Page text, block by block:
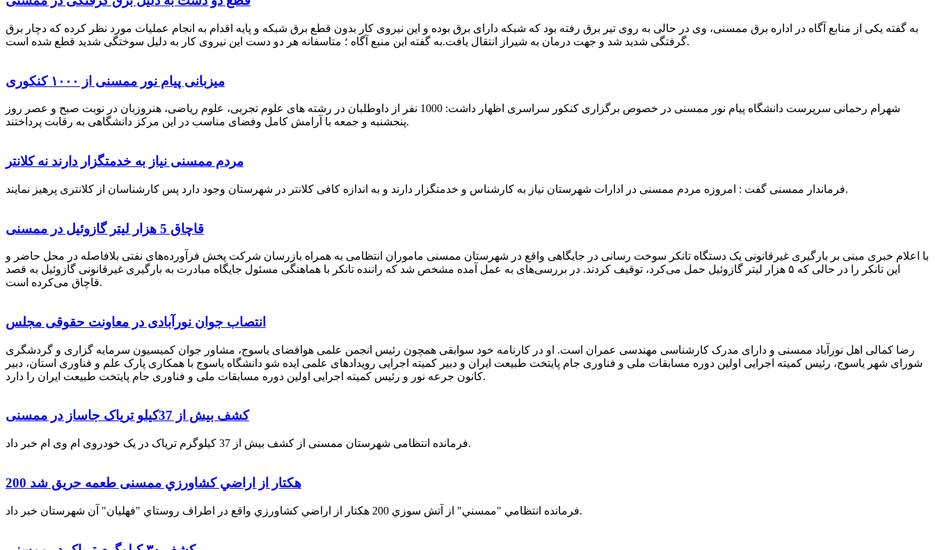
به گفته یکی از منابع آگاه در اداره برق ممسنی، وی در حالی به روی تیر برق رفته بود که شبکه دارای برق بوده و این نیروی کار بدون قطع برق شبکه و پایه اقدام به انجام عملیات مورد نظر کرده که دچار برق
گرفتگی شدید شد و جهت درمان به شیراز انتقال یافت.به گفته این منبع آگاه ؛ متاسفانه هر دو دست این نیروی کار به دلیل سوختگی شدید قطع شده است.
میزبانی پیام نور ممسنی از ۱۰۰۰ کنکوری
شهرام رحمانی سرپرست دانشگاه پیام نور ممسنی در خصوص برگزاری کنکور سراسری اظهار داشت: 1000 نفر از داوطلبان در رشته های علوم تجربی، علوم ریاضی، هنروزبان در نوبت صبح و عصر روز
پنجشنبه و جمعه با آرامش کامل وفضای مناسب در این مرکز دانشگاهی به رقابت پرداختند.
مردم ممسنی نیاز به خدمتگزار دارند نه کلانتر
فرماندار ممسنی گفت : امروزه مردم ممسنی در ادارات شهرستان نیاز به کارشناس و خدمتگزار دارند و به اندازه کافی کلانتر در شهرستان وجود دارد پس کارشناسان از کلانتری پرهیز نمایند.
قاچاق 5 هزار لیتر گازوئیل در ممسنی
با اعلام خبری مبنی بر بارگیری غیرقانونی یک دستگاه تانکر سوخت رسانی در جایگاهی واقع در شهرستان ممسنی ماموران انتظامی به همراه بازرسان شرکت پخش فرآورده‌های نفتی بلافاصله در محل حاضر و
این تانکر را در حالی که ۵ هزار لیتر گازوئیل حمل می‌کرد، توقیف کردند. در بررسی‌های به عمل آمده مشخص شد که راننده تانکر با هماهنگی مسئول جایگاه مبادرت به بارگیری غیرقانونی گازوئیل به قصد
قاچاق می‌کرده است.
انتصاب جوان نورآبادی در معاونت حقوقی مجلس
رضا کمالی اهل نورآباد ممسنی و دارای مدرک کارشناسی مهندسی عمران است. او در کارنامه خود سوابقی همچون رئیس انجمن علمی هوافضای یاسوج، مشاور جوان کمیسیون سرمایه گزاری و گردشگری
شورای شهر یاسوج، رئیس کمیته اجرایی اولین دوره مسابقات ملی و فناوری جام پایتخت طبیعت ایران و دبیر کمیته اجرایی رویدادهای علمی ایده شو دانشگاه یاسوج با همکاری پارک علم و فناوری استان، دبیر
کانون جرعه نور و رئیس کمیته اجرایی اولین دوره مسابقات ملی و فناوری جام پایتخت طبیعت ایران را دارد.
کشف بیش از 37کیلو تریاک جاساز در ممسنی
فرمانده انتظامی شهرستان ممسنی از کشف بیش از 37 کیلوگرم تریاک در یک خودروی ام وی ام خبر داد.
200 هكتار از اراضي كشاورزي ممسنی طعمه حریق شد
فرمانده انتظامي "ممسني" از آتش سوزي 200 هكتار از اراضي كشاورزي واقع در اطراف روستاي "فهلیان" آن شهرستان خبر داد.